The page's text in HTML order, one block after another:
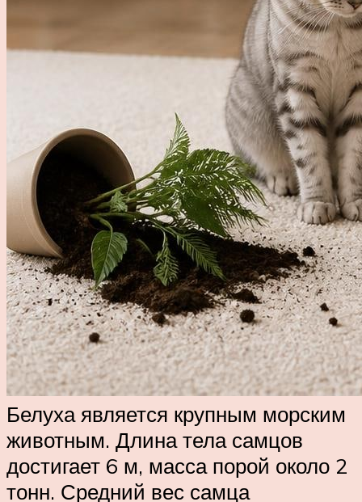
Белуха является крупным морским
животным. Длина тела самцов
достигает 6 м, масса порой около 2
тонн. Средний вес самца